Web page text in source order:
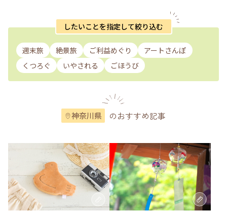
したいことを指定して絞り込む
週末旅 絶景旅 ご利益めぐり
アートさんぽ
くつろぐ
いやされる ごほうび
神奈川県 のおすすめ記事